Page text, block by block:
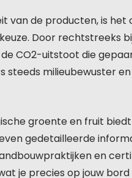
van de producten, is
Door rechtstreeks
CO2-uitstoot die
steeds milieubewuster
groente en fruit
gedetailleerde
en
je precies op jouw bord